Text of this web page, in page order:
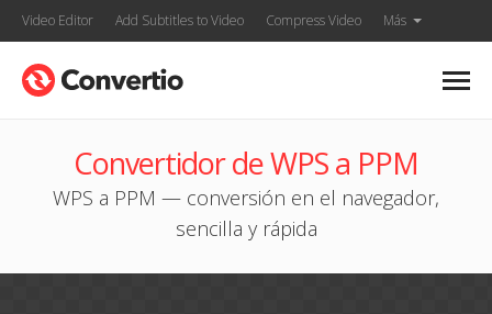
Video Editor Add Subtitles to Video Compress Video Más
Convertidor de WPS a PPM
WPS a PPM — conversión en el navegador,
sencilla y rápida